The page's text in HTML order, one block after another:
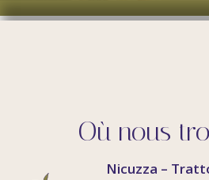
Où nous
Nicuzza –